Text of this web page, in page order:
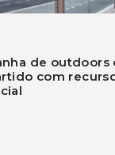
de
com